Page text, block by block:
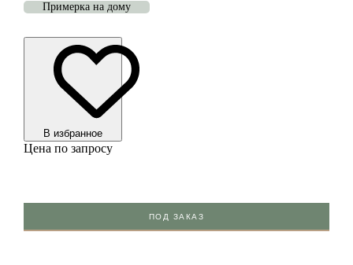
Примерка на дому
В избранноe
Цена по запросу
ПОД ЗАКАЗ